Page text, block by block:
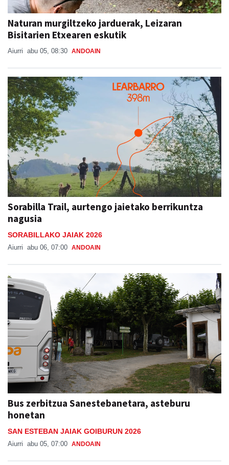
Naturan murgiltzeko jarduerak, Leizaran
Bisitarien Etxearen eskutik
Aiurri abu 05, 08:30 ANDOAIN
Sorabilla Trail, aurtengo jaietako berrikuntza
nagusia
SORABILLAKO JAIAK 2026
Aiurri abu 06, 07:00 ANDOAIN
Bus zerbitzua Sanestebanetara, asteburu
honetan
SAN ESTEBAN JAIAK GOIBURUN 2026
Aiurri abu 05, 07:00 ANDOAIN